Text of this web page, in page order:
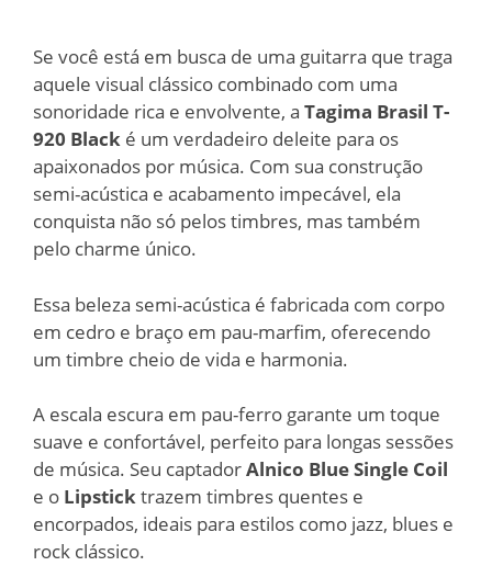
Se você está em busca de uma guitarra que traga
aquele visual clássico combinado com uma
sonoridade rica e envolvente, a Tagima Brasil T-
920 Black é um verdadeiro deleite para os
apaixonados por música. Com sua construção
semi-acústica e acabamento impecável, ela
conquista não só pelos timbres, mas também
pelo charme único.
Essa beleza semi-acústica é fabricada com corpo
em cedro e braço em pau-marfim, oferecendo
um timbre cheio de vida e harmonia.
A escala escura em pau-ferro garante um toque
suave e confortável, perfeito para longas sessões
de música. Seu captadorAlnico Blue Single Coil
e o Lipsticktrazem timbres quentes e
encorpados, ideais para estilos como jazz, blues e
rock clássico.